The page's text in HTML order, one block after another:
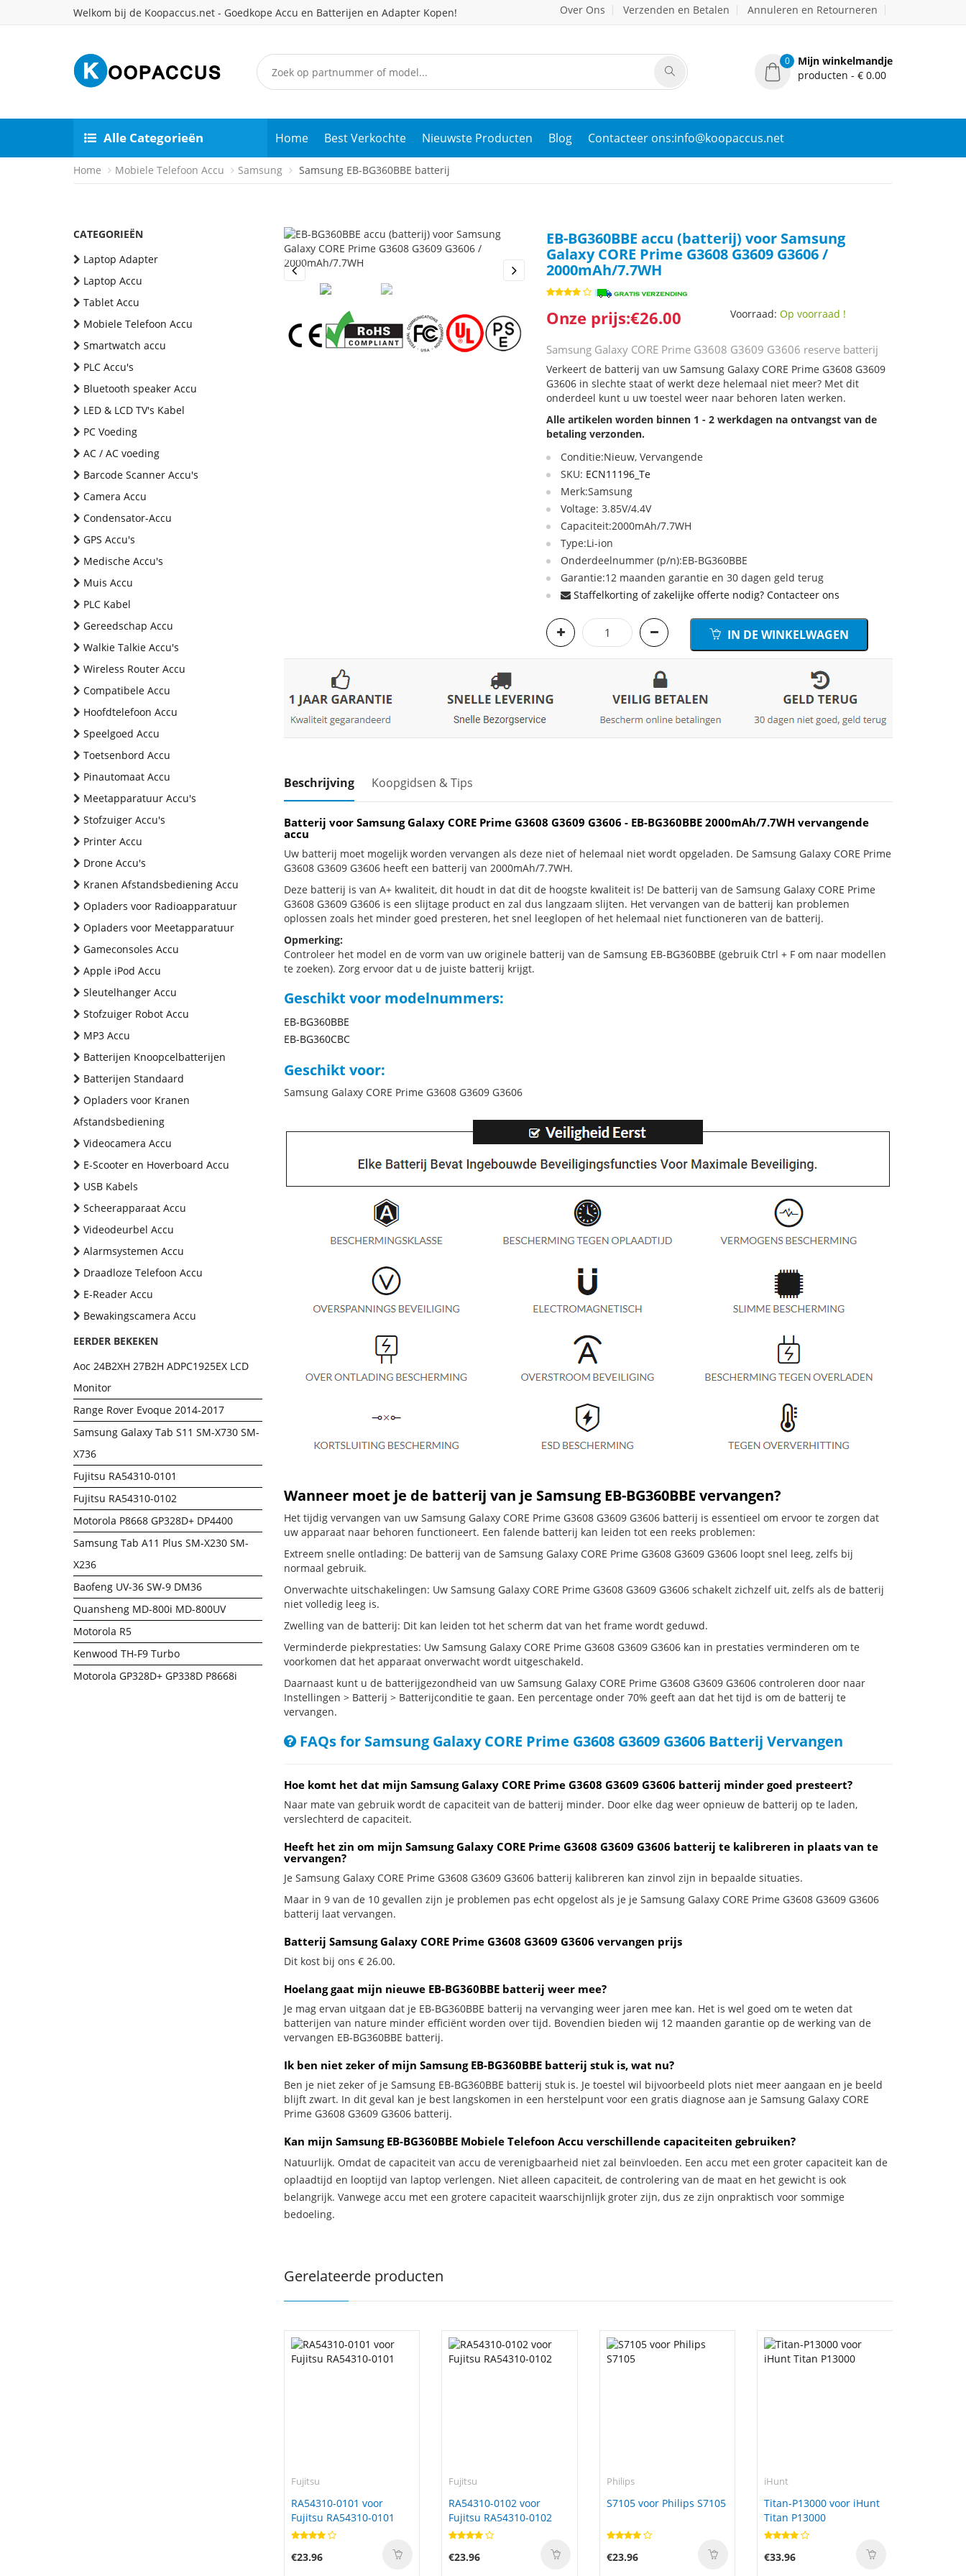
Welkom bij de Koopaccus.net - Goedkope Accu en Batterijen en Adapter Kopen! Over Ons Verzenden en Betalen Annuleren en Retourneren
0
Mijn winkelmandje
producten - € 0.00
Alle Categorieën Home Best Verkochte Nieuwste Producten Blog Contacteer ons:info@koopaccus.net
Home Mobiele Telefoon Accu Samsung Samsung EB-BG360BBE batterij
CATEGORIEËN
Laptop Adapter
Laptop Accu
Tablet Accu
Mobiele Telefoon Accu
Smartwatch accu
PLC Accu's
Bluetooth speaker Accu
LED & LCD TV's Kabel
PC Voeding
AC / AC voeding
Barcode Scanner Accu's
Camera Accu
Condensator-Accu
GPS Accu's
Medische Accu's
Muis Accu
PLC Kabel
Gereedschap Accu
Walkie Talkie Accu's
Wireless Router Accu
Compatibele Accu
Hoofdtelefoon Accu
Speelgoed Accu
Toetsenbord Accu
Pinautomaat Accu
Meetapparatuur Accu's
Stofzuiger Accu's
Printer Accu
Drone Accu's
Kranen Afstandsbediening Accu
Opladers voor Radioapparatuur
Opladers voor Meetapparatuur
Gameconsoles Accu
Apple iPod Accu
Sleutelhanger Accu
Stofzuiger Robot Accu
MP3 Accu
Batterijen Knoopcelbatterijen
Batterijen Standaard
Opladers voor Kranen
Afstandsbediening
Videocamera Accu
E-Scooter en Hoverboard Accu
USB Kabels
Scheerapparaat Accu
Videodeurbel Accu
Alarmsystemen Accu
Draadloze Telefoon Accu
E-Reader Accu
Bewakingscamera Accu
EERDER BEKEKEN
Aoc 24B2XH 27B2H ADPC1925EX LCD
Monitor
Range Rover Evoque 2014-2017
Samsung Galaxy Tab S11 SM-X730 SM-
X736
Fujitsu RA54310-0101
Fujitsu RA54310-0102
Motorola P8668 GP328D+ DP4400
Samsung Tab A11 Plus SM-X230 SM-
X236
Baofeng UV-36 SW-9 DM36
Quansheng MD-800i MD-800UV
Motorola R5
Kenwood TH-F9 Turbo
Motorola GP328D+ GP338D P8668i
Previous
EB-BG360BBE accu (batterij) voor Samsung
Galaxy CORE Prime G3608 G3609 G3606 /
2000mAh/7.7WH
Onze prijs:€26.00 Voorraad:Op voorraad !
Samsung Galaxy CORE Prime G3608 G3609 G3606 reserve batterij
Verkeert de batterij van uw Samsung Galaxy CORE Prime G3608 G3609
G3606 in slechte staat of werkt deze helemaal niet meer? Met dit
onderdeel kunt u uw toestel weer naar behoren laten werken.
Alle artikelen worden binnen 1 - 2 werkdagen na ontvangst van de
betaling verzonden.
Conditie:Nieuw, Vervangende
SKU: ECN11196_Te
Merk:Samsung
Voltage: 3.85V/4.4V
Capaciteit:2000mAh/7.7WH
Type:Li-ion
Onderdeelnummer (p/n):EB-BG360BBE
Garantie:12 maanden garantie en 30 dagen geld terug
Staffelkorting of zakelijke offerte nodig? Contacteer ons
IN DE WINKELWAGEN
Beschrijving Koopgidsen & Tips
Batterij voor Samsung Galaxy CORE Prime G3608 G3609 G3606 - EB-BG360BBE 2000mAh/7.7WH vervangende
accu
Uw batterij moet mogelijk worden vervangen als deze niet of helemaal niet wordt opgeladen. De Samsung Galaxy CORE Prime
G3608 G3609 G3606 heeft een batterij van 2000mAh/7.7WH.
Deze batterij is van A+ kwaliteit, dit houdt in dat dit de hoogste kwaliteit is! De batterij van de Samsung Galaxy CORE Prime
G3608 G3609 G3606 is een slijtage product en zal dus langzaam slijten. Het vervangen van de batterij kan problemen
oplossen zoals het minder goed presteren, het snel leeglopen of het helemaal niet functioneren van de batterij.
Opmerking:
Controleer het model en de vorm van uw originele batterij van de Samsung EB-BG360BBE (gebruik Ctrl + F om naar modellen
te zoeken). Zorg ervoor dat u de juiste batterij krijgt.
Geschikt voor modelnummers:
EB-BG360BBE
EB-BG360CBC
Geschikt voor:
Samsung Galaxy CORE Prime G3608 G3609 G3606
Wanneer moet je de batterij van je Samsung EB-BG360BBE vervangen?
Het tijdig vervangen van uw Samsung Galaxy CORE Prime G3608 G3609 G3606 batterij is essentieel om ervoor te zorgen dat
uw apparaat naar behoren functioneert. Een falende batterij kan leiden tot een reeks problemen:
Extreem snelle ontlading: De batterij van de Samsung Galaxy CORE Prime G3608 G3609 G3606 loopt snel leeg, zelfs bij
normaal gebruik.
Onverwachte uitschakelingen: Uw Samsung Galaxy CORE Prime G3608 G3609 G3606 schakelt zichzelf uit, zelfs als de batterij
niet volledig leeg is.
Zwelling van de batterij: Dit kan leiden tot het scherm dat van het frame wordt geduwd.
Verminderde piekprestaties: Uw Samsung Galaxy CORE Prime G3608 G3609 G3606 kan in prestaties verminderen om te
voorkomen dat het apparaat onverwacht wordt uitgeschakeld.
Daarnaast kunt u de batterijgezondheid van uw Samsung Galaxy CORE Prime G3608 G3609 G3606 controleren door naar
Instellingen > Batterij > Batterijconditie te gaan. Een percentage onder 70% geeft aan dat het tijd is om de batterij te
vervangen.
FAQs for Samsung Galaxy CORE Prime G3608 G3609 G3606 Batterij Vervangen
Hoe komt het dat mijn Samsung Galaxy CORE Prime G3608 G3609 G3606 batterij minder goed presteert?
Naar mate van gebruik wordt de capaciteit van de batterij minder. Door elke dag weer opnieuw de batterij op te laden,
verslechterd de capaciteit.
Heeft het zin om mijn Samsung Galaxy CORE Prime G3608 G3609 G3606 batterij te kalibreren in plaats van te
vervangen?
Je Samsung Galaxy CORE Prime G3608 G3609 G3606 batterij kalibreren kan zinvol zijn in bepaalde situaties.
Maar in 9 van de 10 gevallen zijn je problemen pas echt opgelost als je je Samsung Galaxy CORE Prime G3608 G3609 G3606
batterij laat vervangen.
Batterij Samsung Galaxy CORE Prime G3608 G3609 G3606 vervangen prijs
Dit kost bij ons € 26.00.
Hoelang gaat mijn nieuwe EB-BG360BBE batterij weer mee?
Je mag ervan uitgaan dat je EB-BG360BBE batterij na vervanging weer jaren mee kan. Het is wel goed om te weten dat
batterijen van nature minder efficiënt worden over tijd. Bovendien bieden wij 12 maanden garantie op de werking van de
vervangen EB-BG360BBE batterij.
Ik ben niet zeker of mijn Samsung EB-BG360BBE batterij stuk is, wat nu?
Ben je niet zeker of je Samsung EB-BG360BBE batterij stuk is. Je toestel wil bijvoorbeeld plots niet meer aangaan en je beeld
blijft zwart. In dit geval kan je best langskomen in een herstelpunt voor een gratis diagnose aan je Samsung Galaxy CORE
Prime G3608 G3609 G3606 batterij.
Kan mijn Samsung EB-BG360BBE Mobiele Telefoon Accu verschillende capaciteiten gebruiken?
Natuurlijk. Omdat de capaciteit van accu de verenigbaarheid niet zal beïnvloeden. Een accu met een groter capaciteit kan de
oplaadtijd en looptijd van laptop verlengen. Niet alleen capaciteit, de controlering van de maat en het gewicht is ook
belangrijk. Vanwege accu met een grotere capaciteit waarschijnlijk groter zijn, dus ze zijn onpraktisch voor sommige
bedoeling.
Gerelateerde producten
Fujitsu
RA54310-0101 voor
Fujitsu RA54310-0101
€23.96
Fujitsu
RA54310-0102 voor
Fujitsu RA54310-0102
€23.96
Philips
S7105 voor Philips S7105
€23.96
iHunt
Titan-P13000 voor iHunt
Titan P13000
€33.96